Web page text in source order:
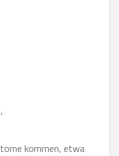
kommen, etwa